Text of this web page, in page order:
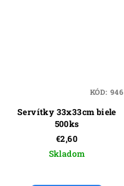
Servítky 33x33cm biele
500ks
€2,60
Skladom
KÓD: 946